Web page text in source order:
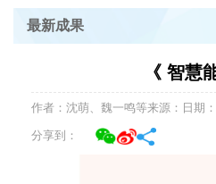
最新成果
《 智慧
作者：沈萌、魏一鸣等来源： 日期
分享到：